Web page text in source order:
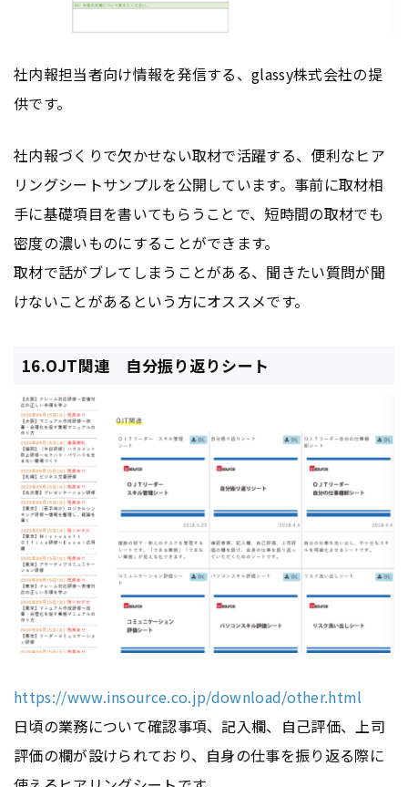
社内報担当者向け情報を発信する、glassy株式会社の提
供です。
社内報づくりで欠かせない取材で活躍する、便利なヒア
リングシートサンプルを公開しています。事前に取材相
手に基礎項目を書いてもらうことで、短時間の取材でも
密度の濃いものにすることができます。
取材で話がブレてしまうことがある、聞きたい質問が聞
けないことがあるという方にオススメです。
16.OJT関連 自分振り返りシート
https://www.insource.co.jp/download/other.html
日頃の業務について確認事項、記入欄、自己評価、上司
評価の欄が設けられており、自身の仕事を振り返る際に